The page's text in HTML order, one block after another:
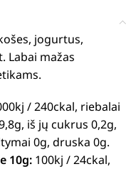
jogurtus,
Labai mažas
/ 240ckal, riebalai
iš jų cukrus 0,2g,
0g, druska 0g.
10g: 100kj / 24ckal,